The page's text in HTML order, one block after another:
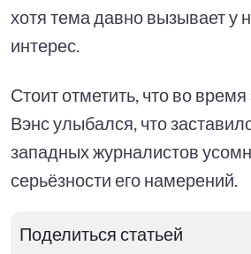
хотя тема давно вызывает у
интерес.
Стоит отметить, что во время
Вэнс улыбался, что
западных журналистов
серьёзности его намерений.
Поделиться статьей